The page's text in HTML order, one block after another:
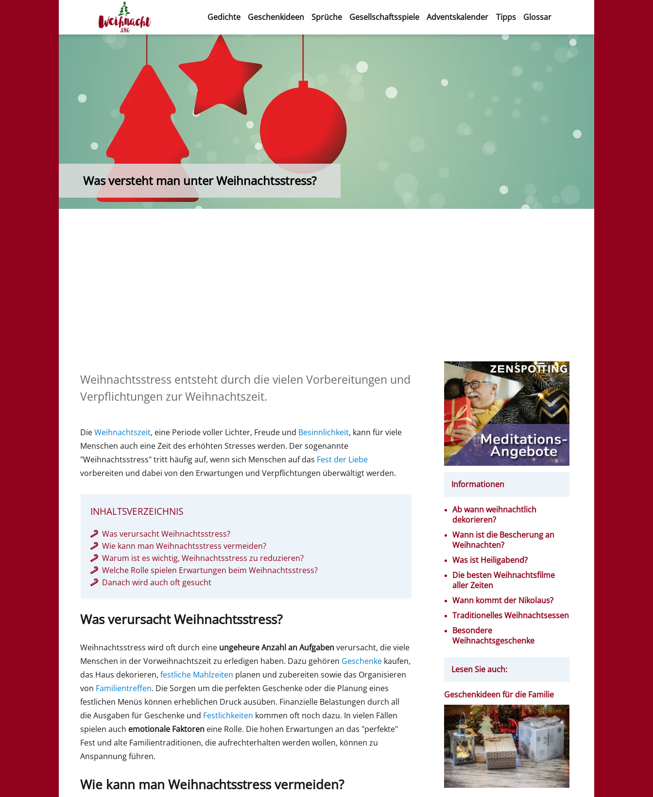
Gedichte Geschenkideen Sprüche Gesellschaftsspiele Adventskalender Tipps Glossar
Was versteht man unter Weihnachtsstress?
Weihnachtsstress entsteht durch die vielen Vorbereitungen und
Verpflichtungen zur Weihnachtszeit.
DieWeihnachtszeit, eine Periode voller Lichter, Freude und Besinnlichkeit, kann für viele
Menschen auch eine Zeit des erhöhten Stresses werden. Der sogenannte
"Weihnachtsstress" tritt häufig auf, wenn sich Menschen auf das Fest der Liebe
vorbereiten und dabei von den Erwartungen und Verpflichtungen überwältigt werden.
INHALTSVERZEICHNIS
Was verursacht Weihnachtsstress?
Wie kann man Weihnachtsstress vermeiden?
Warum ist es wichtig, Weihnachtsstress zu reduzieren?
Welche Rolle spielen Erwartungen beim Weihnachtsstress?
Danach wird auch oft gesucht
Was verursacht Weihnachtsstress?
Weihnachtsstress wird oft durch eine ungeheure Anzahl an Aufgabenverursacht, die viele
Menschen in der Vorweihnachtszeit zu erledigen haben. Dazu gehören Geschenke kaufen,
das Haus dekorieren,festliche Mahlzeiten planen und zubereiten sowie das Organisieren
von Familientreffen. Die Sorgen um die perfekten Geschenke oder die Planung eines
festlichen Menüs können erheblichen Druck ausüben. Finanzielle Belastungen durch all
die Ausgaben für Geschenke und Festlichkeiten kommen oft noch dazu. In vielen Fällen
spielen auch emotionale Faktoren eine Rolle. Die hohen Erwartungen an das "perfekte"
Fest und alte Familientraditionen, die aufrechterhalten werden wollen, können zu
Anspannung führen.
Wie kann man Weihnachtsstress vermeiden?
Informationen
Ab wann weihnachtlich
dekorieren?
Wann ist die Bescherung an
Weihnachten?
Was ist Heiligabend?
Die besten Weihnachtsfilme
aller Zeiten
Wann kommt der Nikolaus?
Traditionelles Weihnachtsessen
Besondere
Weihnachtsgeschenke
Lesen Sie auch:
Geschenkideen für die Familie